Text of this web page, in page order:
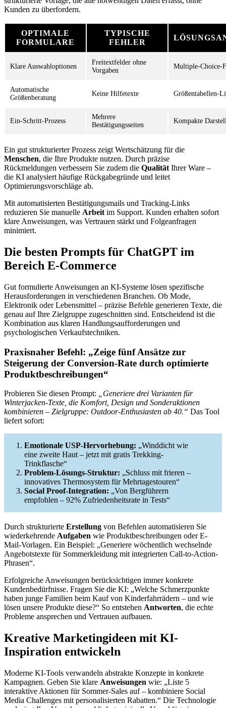
Kunden zu überfordern.
OPTIMALE
FORMULARE
TYPISCHE
FEHLER
Klare Auswahloptionen
Freitextfelder ohne
Vorgaben
Multiple-Choice-
Automatische
Größenberatung
Keine Hilfetexte Größentabellen-
Ein-Schritt-Prozess
Mehrere
Bestätigungsseiten
Kompakte
Ein gut strukturierter Prozess zeigt Wertschätzung für die
Menschen, die Ihre Produkte nutzen. Durch präzise
Rückmeldungen verbessern Sie zudem die Qualität Ihrer Ware –
die KI analysiert häufige Rückgabegründe und leitet
Optimierungsvorschläge ab.
Mit automatisierten Bestätigungsmails und Tracking-Links
reduzieren Sie manuelle Arbeit im Support. Kunden erhalten sofort
klare Anweisungen, was Vertrauen stärkt und Folgeanfragen
minimiert.
Die besten Prompts für ChatGPT im
Bereich E-Commerce
Gut formulierte Anweisungen an KI-Systeme lösen spezifische
Herausforderungen in verschiedenen Branchen. Ob Mode,
Elektronik oder Lebensmittel – präzise Befehle generieren Texte, die
genau auf Ihre Zielgruppe zugeschnitten sind. Entscheidend ist die
Kombination aus klaren Handlungsaufforderungen und
psychologischen Verkaufstechniken.
Praxisnaher Befehl: „Zeige fünf Ansätze zur
Steigerung der Conversion-Rate durch optimierte
Produktbeschreibungen“
Probieren Sie diesen Prompt:
„Generiere drei Varianten für
Winterjacken-Texte, die Komfort, Design und Sonderaktionen
kombinieren – Zielgruppe: Outdoor-Enthusiasten ab 40.“ Das Tool
liefert sofort:
Emotionale USP-Hervorhebung: „Winddicht wie
eine zweite Haut – jetzt mit gratis Trekking-
Trinkflasche“
Problem-Lösungs-Struktur: „Schluss mit frieren –
innovatives Thermosystem für Mehrtagestouren“
Social Proof-Integration: „Von Bergführern
empfohlen – 92% Zufriedenheitsrate in Tests“
Durch strukturierte Erstellung von Befehlen automatisieren Sie
wiederkehrende Aufgaben wie Produktbeschreibungen oder E-
Mail-Vorlagen. Ein Beispiel: „Generiere wöchentlich wechselnde
Angebotstexte für Sommerkleidung mit integrierten Call-to-Action-
Phrasen“.
Erfolgreiche Anweisungen berücksichtigen immer konkrete
Kundenbedürfnisse. Fragen Sie die KI: „Welche Schmerzpunkte
haben junge Familien beim Kauf von Kinderfahrrädern – und wie
lösen unsere Produkte diese?“ So entstehen Antworten, die echte
Probleme ansprechen und Vertrauen aufbauen.
Kreative Marketingideen mit KI-
Inspiration entwickeln
Moderne KI-Tools verwandeln abstrakte Konzepte in konkrete
Kampagnen. Geben Sie klare Anweisungen wie: „Liste 5
interaktive Aktionen für Sommer-Sales auf – kombiniere Social
Media Challenges mit personalisierten Rabatten.“ Die Technologie